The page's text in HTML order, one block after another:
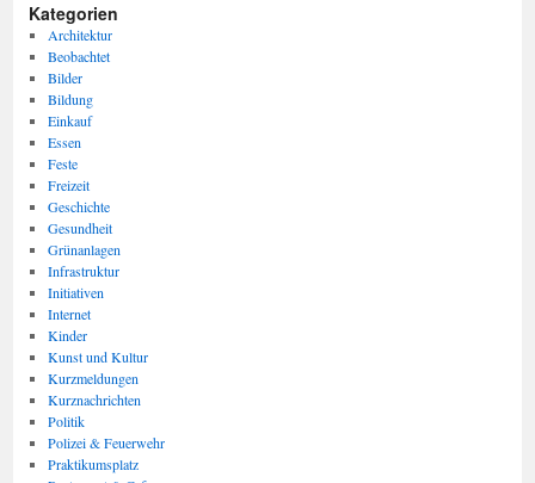
Kategorien
Architektur
Beobachtet
Bilder
Bildung
Einkauf
Essen
Feste
Freizeit
Geschichte
Gesundheit
Grünanlagen
Infrastruktur
Initiativen
Internet
Kinder
Kunst und Kultur
Kurzmeldungen
Kurznachrichten
Politik
Polizei & Feuerwehr
Praktikumsplatz